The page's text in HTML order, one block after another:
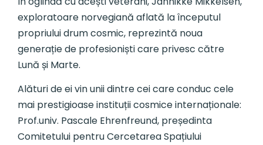
exploratoare norvegiană aflată la începutul
propriului drum cosmic, reprezintă noua
generație de profesioniști care privesc către
Lună și Marte.
Alături de ei vin unii dintre cei care conduc cele
mai prestigioase instituții cosmice internaționale:
Prof.univ. Pascale Ehrenfreund, președinta
Comitetului pentru Cercetarea Spațiului